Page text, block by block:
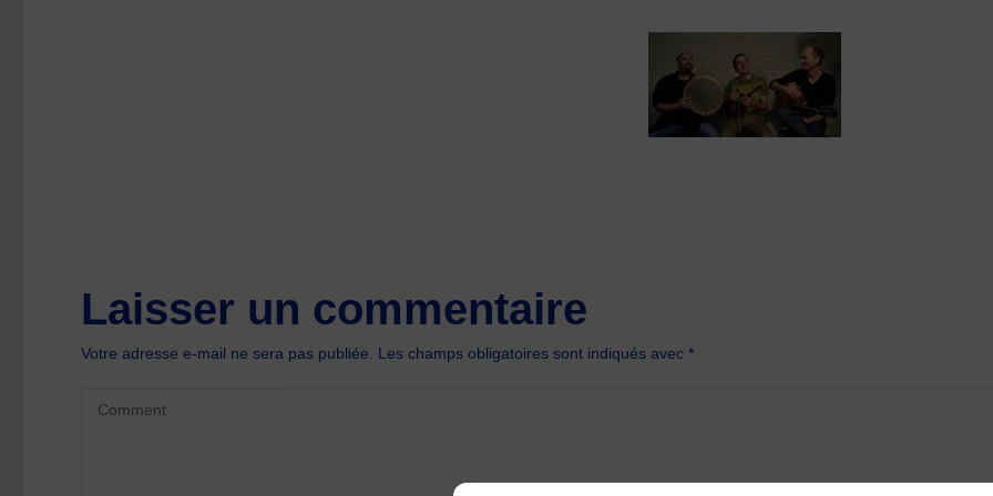
Laisser un commentaire
Votre adresse e-mail ne sera pas publiée. Les champs obligatoires sont indiqués avec*